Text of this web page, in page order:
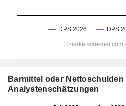
Barmittel oder
Analystenschätzungen